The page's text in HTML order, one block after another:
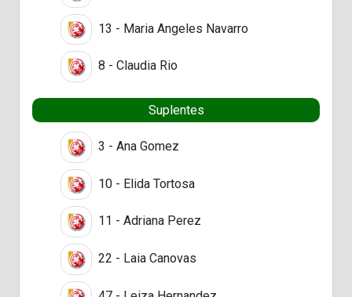
13 - Maria Angeles Navarro
8 - Claudia Rio
Suplentes
3 - Ana Gomez
10 - Elida Tortosa
11 - Adriana Perez
22 - Laia Canovas